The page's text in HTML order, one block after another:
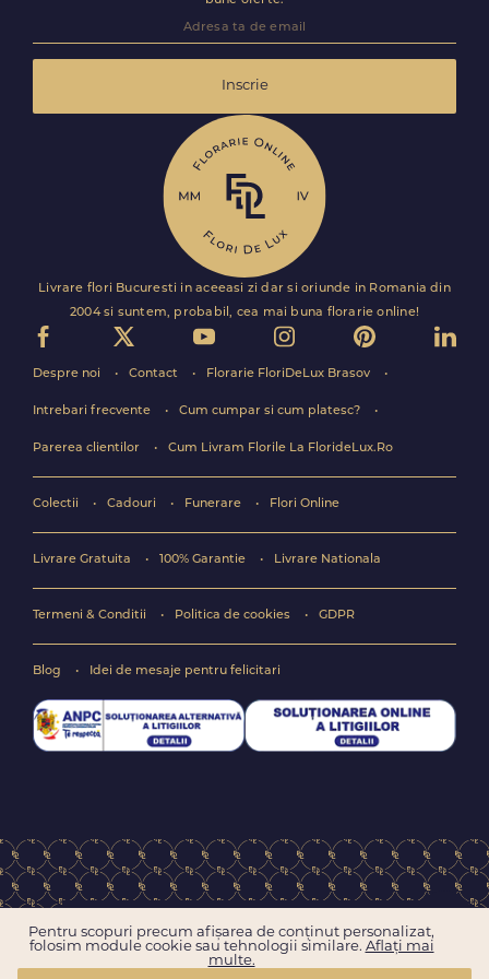
Inscrie
Livrare flori Bucuresti in aceeasi zi dar si oriunde in Romania din
2004 si suntem, probabil, cea mai buna florarie online!
Despre noi Contact Florarie FloriDeLux Brasov
Intrebari frecvente Cum cumpar si cum platesc?
Parerea clientilor Cum Livram Florile La FlorideLux.Ro
Colectii Cadouri Funerare Flori Online
Livrare Gratuita 100% Garantie Livrare Nationala
Termeni & Conditii Politica de cookies GDPR
Blog Idei de mesaje pentru felicitari
Toate drepturile rezervate
Pentru scopuri precum afișarea de conținut personalizat,
folosim module cookie sau tehnologii similare. Aflați mai
multe.